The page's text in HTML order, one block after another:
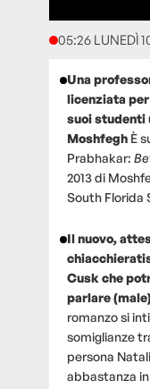
05:26 LUNEDÌ
Una
licenziata
suoi studenti
Moshfegh È
Prabhakar:
2013 di
South Florida
Il nuovo,
Cusk che
parlare
romanzo si
somiglianze
persona
abbastanza